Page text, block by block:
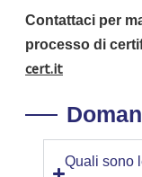
Contattaci per
processo di
cert.it
Quali sono